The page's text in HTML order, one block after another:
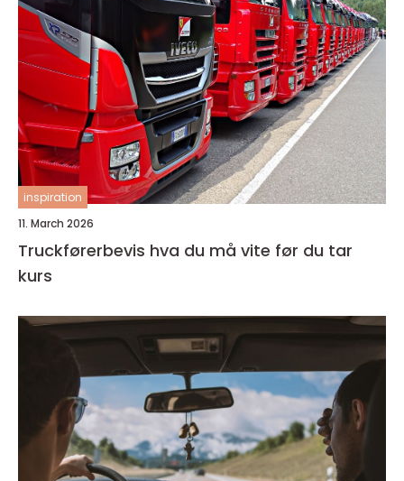
inspiration
11. March 2026
Truckførerbevis hva du må vite før du tar
kurs